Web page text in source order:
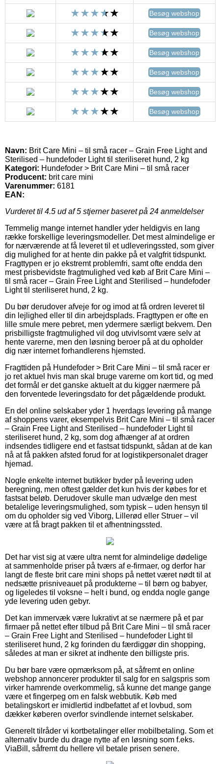
Besøg webshop
Besøg webshop
Besøg webshop
Besøg webshop
Besøg webshop
Besøg webshop
Navn: Brit Care Mini – til små racer – Grain Free Light and
Sterilised – hundefoder Light til steriliseret hund, 2 kg
Kategori: Hundefoder > Brit Care Mini – til små racer
Producent: brit care mini
Varenummer: 6181
EAN:
Vurderet til 4.5 ud af 5 stjerner baseret på 24 anmeldelser
Temmelig mange internet handler yder heldigvis en lang
række forskellige leveringsmodeller. Det mest almindelige er
for nærværende at få leveret til et udleveringssted, som giver
dig mulighed for at hente din pakke på et valgfrit tidspunkt.
Fragttypen er jo ekstremt problemfri, samt ofte endda den
mest prisbevidste fragtmulighed ved køb af Brit Care Mini –
til små racer – Grain Free Light and Sterilised – hundefoder
Light til steriliseret hund, 2 kg.
Du bør derudover afveje for og imod at få ordren leveret til
din lejlighed eller til din arbejdsplads. Fragttypen er ofte en
lille smule mere pebret, men ydermere særligt bekvem. Den
prisbilligste fragtmulighed vil dog utvivlsomt være selv at
hente varerne, men den løsning beroer på at du opholder
dig nær internet forhandlerens hjemsted.
Fragttiden på Hundefoder > Brit Care Mini – til små racer er
jo ret aktuel hvis man skal bruge varerne om kort tid, og med
det formål er det ganske aktuelt at du kigger nærmere på
den forventede leveringsdato for det pågældende produkt.
En del online selskaber yder 1 hverdags levering på mange
af shoppens varer, eksempelvis Brit Care Mini – til små racer
– Grain Free Light and Sterilised – hundefoder Light til
steriliseret hund, 2 kg, som dog afhænger af at ordren
indsendes tidligere end et fastsat tidspunkt, sådan at de kan
nå at få pakken afsted forud for at logistikpersonalet drager
hjemad.
Nogle enkelte internet butikker byder på levering uden
beregning, men oftest gælder det kun hvis der købes for et
fastsat beløb. Derudover skulle man udvælge den mest
betalelige leveringsmulighed, som typisk – uden hensyn til
om du opholder sig ved Viborg, Lillerød eller Struer – vil
være at få bragt pakken til et afhentningssted.
Det har vist sig at være ultra nemt for almindelige dødelige
at sammenholde priser på tværs af e-firmaer, og derfor har
langt de fleste brit care mini shops på nettet været nødt til at
nedsætte prisniveauet på produkterne – til børn og babyer,
og ligeledes til voksne – helt i bund, og endda nogle gange
yde levering uden gebyr.
Det kan immervæk være lukrativt at se nærmere på et par
firmaer på nettet efter tilbud på Brit Care Mini – til små racer
– Grain Free Light and Sterilised – hundefoder Light til
steriliseret hund, 2 kg forinden du færdiggør din shopping,
således at man er sikret at indhente den billigste pris.
Du bør bare være opmærksom på, at såfremt en online
webshop annoncerer produkter til salg for en salgspris som
virker hamrende overkommelig, så kunne det mange gange
være et fingerpeg om en falsk webbutik. Køb med
betalingskort er imidlertid indbefattet af et lovbud, som
dækker køberen overfor svindlende internet selskaber.
Generelt tilråder vi kortbetalinger eller mobilbetaling. Som et
alternativ burde du drage nytte af en løsning som f.eks.
ViaBill, såfremt du hellere vil betale prisen senere.